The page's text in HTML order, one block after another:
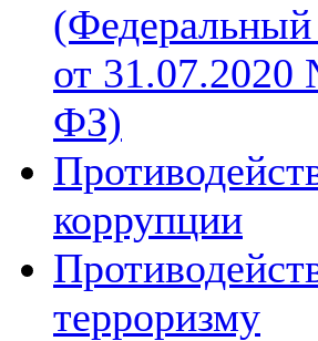
(Федеральный
от
ФЗ)
коррупции
терроризму